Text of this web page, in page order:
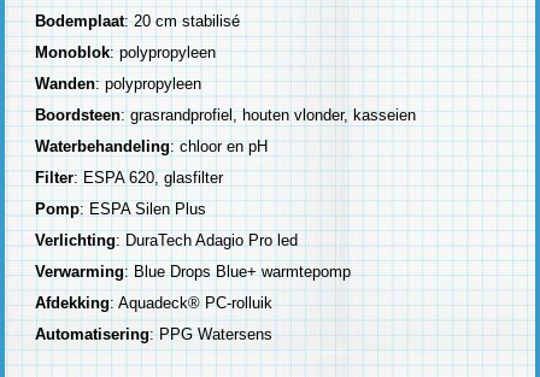
Bodemplaat: 20 cm stabilisé
Monoblok: polypropyleen
Wanden: polypropyleen
Boordsteen: grasrandprofiel, houten vlonder, kasseien
Waterbehandeling: chloor en pH
Filter: ESPA 620, glasfilter
Pomp: ESPA Silen Plus
Verlichting: DuraTech Adagio Pro led
Verwarming: Blue Drops Blue+ warmtepomp
Afdekking: Aquadeck® PC-rolluik
Automatisering: PPG Watersens